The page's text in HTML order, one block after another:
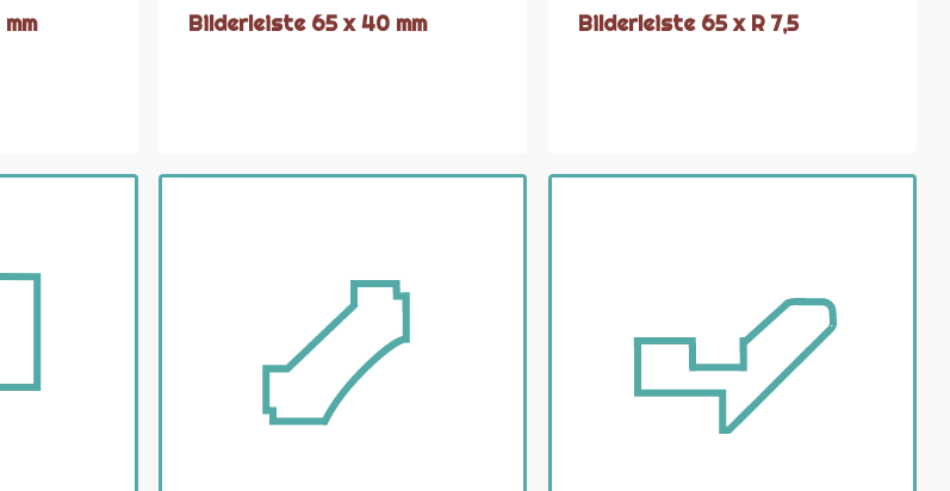
Bilderleiste 65 x 40 mm Bilderleiste 65 x R 7,5